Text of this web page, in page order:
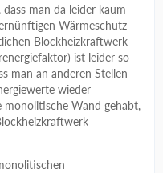
man da leider kaum
Wärmeschutz
Blockheizkraftwerk
ist leider so
man an anderen Stellen
wieder
monolitische Wand gehabt,